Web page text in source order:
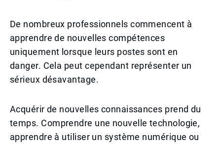
De nombreux professionnels commencent à
apprendre de nouvelles compétences
uniquement lorsque leurs postes sont en
danger. Cela peut cependant représenter un
sérieux désavantage.
Acquérir de nouvelles connaissances prend du
temps. Comprendre une nouvelle technologie,
apprendre à utiliser un système numérique ou